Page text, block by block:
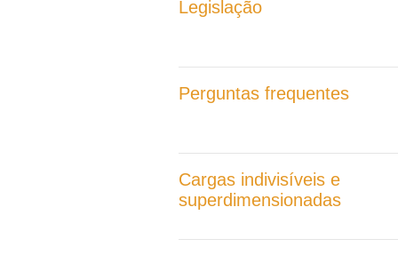
Legislação
Perguntas frequentes
Cargas indivisíveis e
superdimensionadas